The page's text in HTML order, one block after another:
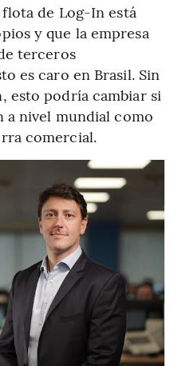
de Log-In está
y que la empresa
terceros
es caro en Brasil. Sin
esto podría cambiar si
a nivel mundial como
comercial.